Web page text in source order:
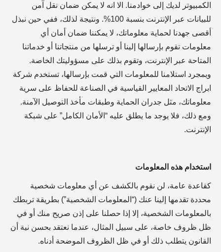
الكمبيوتر لديك إلى خوادمنا. الا انه لا يمكن ضمان نقل آمن
للبيانات عبر الإنترنت بنسبة 100%. ونتيجة لذلك، ففي حين نبذل
أقصى جهدنا لحماية معلوماتك، لا يمكننا ضمان أمان أي
معلومات تقوم بإرسالها إلينا أو ترسلها من منتجاتنا أو خدماتنا
المتاحة عبر الإنترنت، وتقوم بذلك على مسؤوليتك الخاصة.
وبمجرد استلامنا للمعلومات التي قمت بإرسالها، تستخدم شركة
ابراج الاتحاد المعايير القياسية في الصناعة للحفاظ على سرية
معلوماتك، مثل جدران الحماية وطبقات مأخذ التوصيل الآمنة.
ومع ذلك، فلا يوجد ما يطلق عليه “الأمان الكامل” على شبكة
الإنترنت.
استخدام هذه المعلومات
كقاعدة عامة، لن نقوم بالكشف عن أي معلومات شخصية
محددة تقدمها إلينا عنك (“المعلومات الشخصية”) بطريقة تربطك
بالمعلومات الشخصية، إلا إذا حصلنا على إذن صريح منك أو في
ظل ظروف خاصة، على سبيل المثال، عندما نعتقد بحسن نية أن
القانون يتطلب ذلك أو في ظل الظروف الموضحة أدناه.